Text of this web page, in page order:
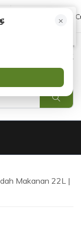
08551688000
Masuk
×
Makanan 22L |